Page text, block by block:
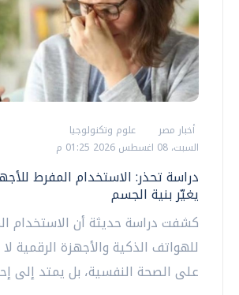
أخبار مصر
علوم وتكنولوجيا
السبت، 08 اغسطس 2026 01:25 م
دراسة تحذر: الاستخدام المفرط
يغيّر بنية الجسم
كشفت دراسة حديثة أن الاستخدام
للهواتف الذكية والأجهزة الرقمية
على الصحة النفسية، بل يمتد إلى